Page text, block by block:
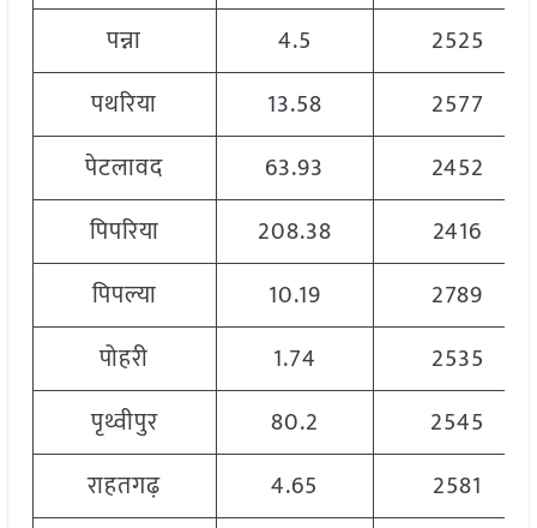
पन्ना
4.5
2525
पथरिया
13.58
2577
पेटलावद
63.93
2452
पिपरिया
208.38
2416
पिपल्या
10.19
2789
पोहरी
1.74
2535
पृथ्वीपुर
80.2
2545
राहतगढ़
4.65
2581